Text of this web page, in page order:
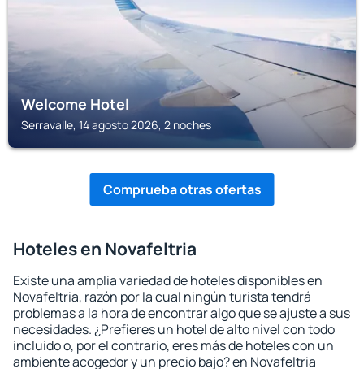
Welcome Hotel
Serravalle, 14 agosto 2026, 2 noches
Comprueba otras ofertas
Hoteles en Novafeltria
Existe una amplia variedad de hoteles disponibles en
Novafeltria, razón por la cual ningún turista tendrá
problemas a la hora de encontrar algo que se ajuste a sus
necesidades. ¿Prefieres un hotel de alto nivel con todo
incluido o, por el contrario, eres más de hoteles con un
ambiente acogedor y un precio bajo? en Novafeltria